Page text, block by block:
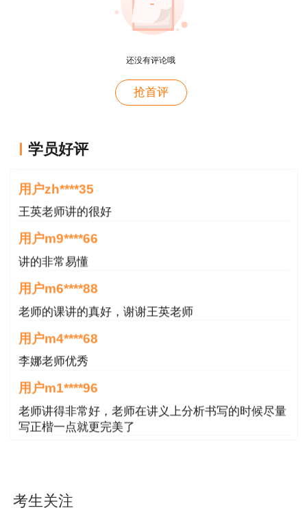
还没有评论哦
抢首评
学员好评
用户m1****68
用户zh****35
王英老师讲的很好
用户m9****66
讲的非常易懂
用户m6****88
老师的课讲的真好，谢谢王英老师
用户m4****68
李娜老师优秀
用户m1****96
老师讲得非常好，老师在讲义上分析书写的时候尽量
写正楷一点就更完美了
用户85****06
考生关注